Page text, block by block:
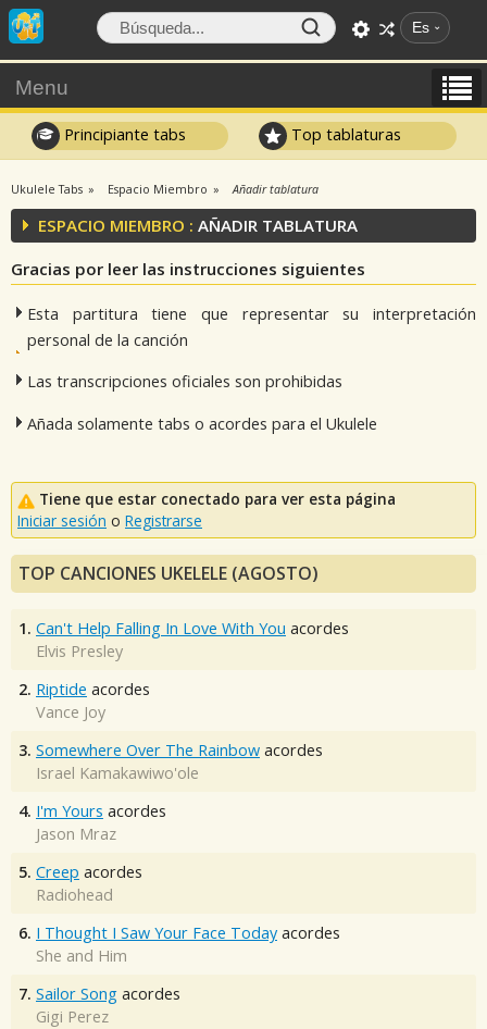
Es
Menu
Principiante tabs Top tablaturas
Ukulele Tabs Espacio Miembro Añadir tablatura
ESPACIO MIEMBRO : AÑADIR TABLATURA
Gracias por leer las instrucciones siguientes
Esta partitura tiene que representar su interpretación
personal de la canción
Las transcripciones oficiales son prohibidas
Añada solamente tabs o acordes para el Ukulele
Tiene que estar conectado para ver esta página
Iniciar sesión o Registrarse
TOP CANCIONES UKELELE (AGOSTO)
1. Can't Help Falling In Love With You acordes
Elvis Presley
2. Riptide acordes
Vance Joy
3. Somewhere Over The Rainbow acordes
Israel Kamakawiwo'ole
4. I'm Yours acordes
Jason Mraz
5. Creep acordes
Radiohead
6. I Thought I Saw Your Face Today acordes
She and Him
7. Sailor Song acordes
Gigi Perez